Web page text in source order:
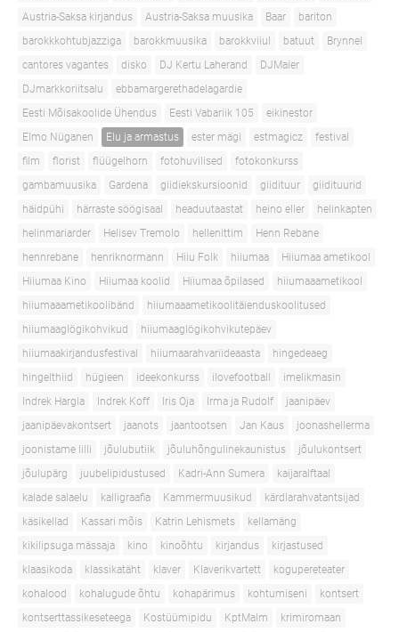
Austria-Saksa kirjandus
Austria-Saksa muusika Baar
bariton
barokkkohtubjazziga
barokkmuusika barokkviiul batuut
Brynnel
cantores vagantes
disko DJ Kertu Laherand
DJMaier
DJmarkkoriitsalu
ebbamargerethadelagardie
Eesti Mõisakoolide Ühendus
Eesti Vabariik 105
eikinestor
Elmo Nüganen
Elu ja armastus ester mägi estmagicz
festival
film
florist flüügelhorn fotohuvilised
fotokonkurss
gambamuusika
Gardena giidiekskursioonid giidituur
giidituurid
häidpühi
härraste söögisaal headuutaastat heino eller
helinkapten
helinmariarder
Helisev Tremolo hellenittim
Henn Rebane
hennrebane
henriknormann Hiiu Folk hiiumaa
Hiiumaa ametikool
Hiiumaa Kino
Hiiumaa koolid Hiiumaa õpilased
hiiumaaametikool
hiiumaaametikoolibänd
hiiumaaametikoolitäienduskoolitused
hiiumaaglögikohvikud
hiiumaaglögikohvikutepäev
hiiumaakirjandusfestival
hiiumaarahvariideaasta
hingedeaeg
hingelthiid
hügieen ideekonkurss ilovefootball
imelikmasin
Indrek Hargla
Indrek Koff Iris Oja Irma ja Rudolf
jaanipäev
jaanipäevakontsert
jaanots jaantootsen Jan Kaus
joonashellerma
joonistame lilli
jõulubutiik jõuluhõngulinekaunistus
jõulukontsert
jõulupärg
juubelipidustused Kadri-Ann Sumera
kaijaralftaal
kalade salaelu
kalligraafia Kammermuusikud
kärdlarahvatantsijad
käsikellad
Kassari mõis Katrin Lehismets
kellamäng
kikilipsuga mässaja
kino kinoõhtu kirjandus
kirjastused
klaasikoda
klassikatäht klaver Klaverikvartett
kogupereteater
kohalood
kohalugude õhtu kohapärimus kohtumiseni
kontsert
kontserttassikeseteega
Kostüümipidu KptMalm
krimiromaan